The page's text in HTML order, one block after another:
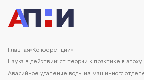
Главная Конференции
Наука в действии: от теории к практике в
Аварийное удаление воды из машинного